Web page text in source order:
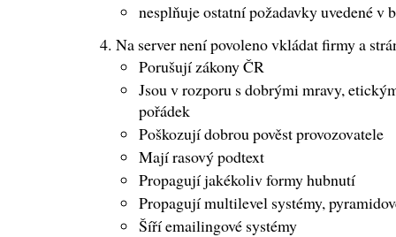
nesplňuje ostatní požadavky uvedené v
Na server není povoleno vkládat firmy a
Porušují zákony ČR
Jsou v rozporu s dobrými mravy,
pořádek
Poškozují dobrou pověst provozovatele
Mají rasový podtext
Propagují jakékoliv formy hubnutí
Propagují multilevel systémy,
Šíří emailingové systémy